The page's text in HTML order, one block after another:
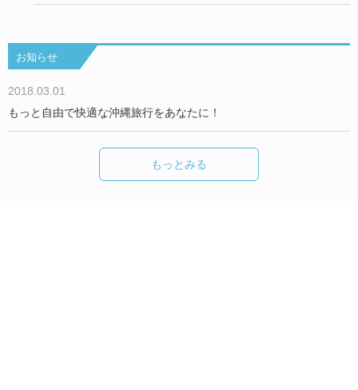
お知らせ
2018.03.01
もっと自由で快適な沖縄旅行をあなたに！
もっとみる